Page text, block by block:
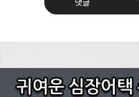
레이니아